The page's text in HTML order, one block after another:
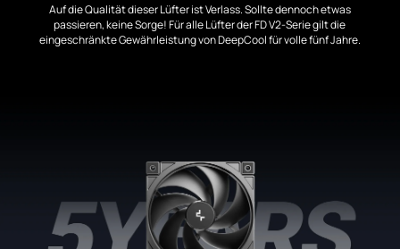
Auf die Qualität dieser Lüfter ist Verlass. Sollte dennoch etwas
passieren, keine Sorge! Für alle Lüfter der FD V2-Serie gilt die
eingeschränkte Gewährleistung von DeepCool für volle fünf Jahre.